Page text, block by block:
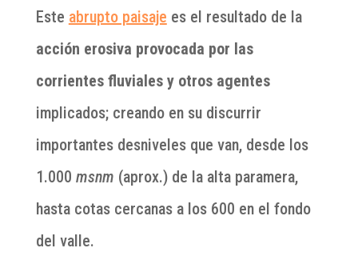
Este abrupto paisaje es el resultado de la
acción erosiva provocada por las
corrientes fluviales y otros agentes
implicados; creando en su discurrir
importantes desniveles que van, desde los
1.000 msnm (aprox.) de la alta paramera,
hasta cotas cercanas a los 600 en el fondo
del valle.